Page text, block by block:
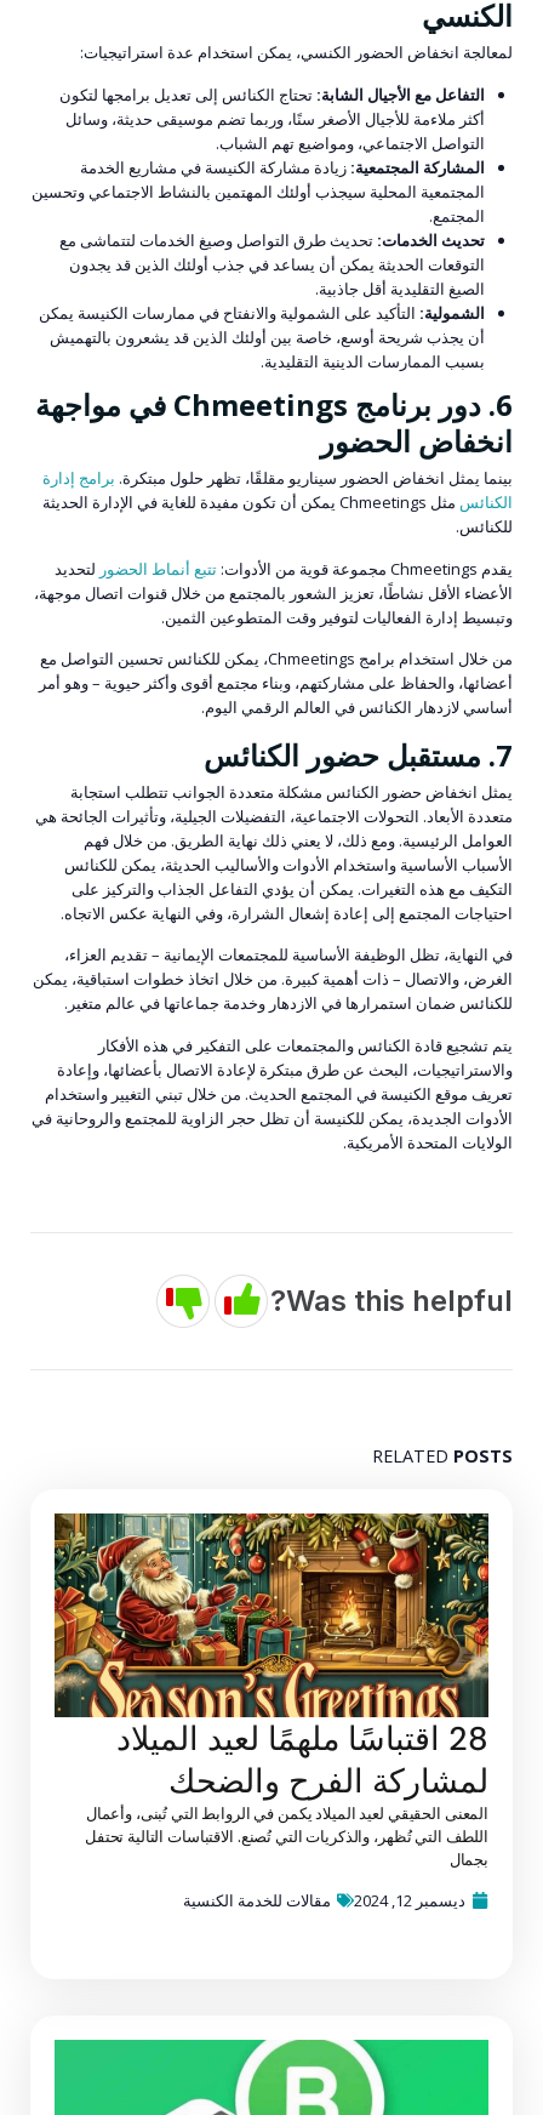
الكنسي
لمعالجة انخفاض الحضور الكنسي، يمكن استخدام عدة استراتيجيات:
التفاعل مع الأجيال الشابة: تحتاج الكنائس إلى تعديل برامجها لتكون
أكثر ملاءمة للأجيال الأصغر سنًا، وربما تضم موسيقى حديثة، وسائل
التواصل الاجتماعي، ومواضيع تهم الشباب.
المشاركة المجتمعية: زيادة مشاركة الكنيسة في مشاريع الخدمة
المجتمعية المحلية سيجذب أولئك المهتمين بالنشاط الاجتماعي وتحسين
المجتمع.
تحديث الخدمات: تحديث طرق التواصل وصيغ الخدمات لتتماشى مع
التوقعات الحديثة يمكن أن يساعد في جذب أولئك الذين قد يجدون
الصيغ التقليدية أقل جاذبية.
الشمولية: التأكيد على الشمولية والانفتاح في ممارسات الكنيسة يمكن
أن يجذب شريحة أوسع، خاصة بين أولئك الذين قد يشعرون بالتهميش
بسبب الممارسات الدينية التقليدية.
6. دور برنامج Chmeetings في مواجهة
انخفاض الحضور
بينما يمثل انخفاض الحضور سيناريو مقلقًا، تظهر حلول مبتكرة. برامج إدارة
الكنائس
مثل Chmeetings يمكن أن تكون مفيدة للغاية في الإدارة الحديثة
للكنائس.
يقدم Chmeetings مجموعة قوية من الأدوات:
تتبع أنماط الحضور لتحديد
الأعضاء الأقل نشاطًا، تعزيز الشعور بالمجتمع من خلال قنوات اتصال موجهة،
وتبسيط إدارة الفعاليات لتوفير وقت المتطوعين الثمين.
من خلال استخدام برامج Chmeetings، يمكن للكنائس تحسين التواصل مع
أعضائها، والحفاظ على مشاركتهم، وبناء مجتمع أقوى وأكثر حيوية – وهو أمر
أساسي لازدهار الكنائس في العالم الرقمي اليوم.
7. مستقبل حضور الكنائس
يمثل انخفاض حضور الكنائس مشكلة متعددة الجوانب تتطلب استجابة
متعددة الأبعاد. التحولات الاجتماعية، التفضيلات الجيلية، وتأثيرات الجائحة هي
العوامل الرئيسية. ومع ذلك، لا يعني ذلك نهاية الطريق. من خلال فهم
الأسباب الأساسية واستخدام الأدوات والأساليب الحديثة، يمكن للكنائس
التكيف مع هذه التغيرات. يمكن أن يؤدي التفاعل الجذاب والتركيز على
احتياجات المجتمع إلى إعادة إشعال الشرارة، وفي النهاية عكس الاتجاه.
في النهاية، تظل الوظيفة الأساسية للمجتمعات الإيمانية – تقديم العزاء،
الغرض، والاتصال – ذات أهمية كبيرة. من خلال اتخاذ خطوات استباقية، يمكن
للكنائس ضمان استمرارها في الازدهار وخدمة جماعاتها في عالم متغير.
يتم تشجيع قادة الكنائس والمجتمعات على التفكير في هذه الأفكار
والاستراتيجيات، البحث عن طرق مبتكرة لإعادة الاتصال بأعضائها، وإعادة
تعريف موقع الكنيسة في المجتمع الحديث. من خلال تبني التغيير واستخدام
الأدوات الجديدة، يمكن للكنيسة أن تظل حجر الزاوية للمجتمع والروحانية في
الولايات المتحدة الأمريكية.
Was this helpful?
RELATED POSTS
28 اقتباسًا ملهمًا لعيد الميلاد
لمشاركة الفرح والضحك
المعنى الحقيقي لعيد الميلاد يكمن في الروابط التي تُبنى، وأعمال
اللطف التي تُظهر، والذكريات التي تُصنع. الاقتباسات التالية تحتفل
بجمال
ديسمبر 12, 2024
مقالات للخدمة الكنسية